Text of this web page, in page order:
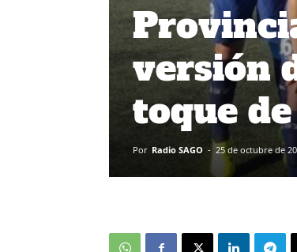
versión
toque
Por Radio SAGO - 25 de octubre de